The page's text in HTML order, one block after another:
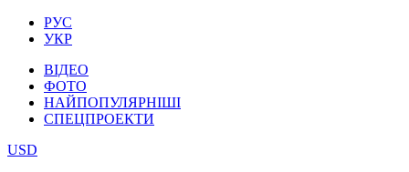
РУС
УКР
ВІДЕО
ФОТО
НАЙПОПУЛЯРНІШІ
СПЕЦПРОЕКТИ
USD